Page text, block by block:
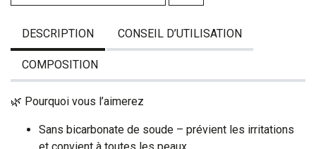
DESCRIPTION CONSEIL D’UTILISATION
COMPOSITION
🌿 Pourquoi vous l’aimerez
Sans bicarbonate de soude – prévient les irritations